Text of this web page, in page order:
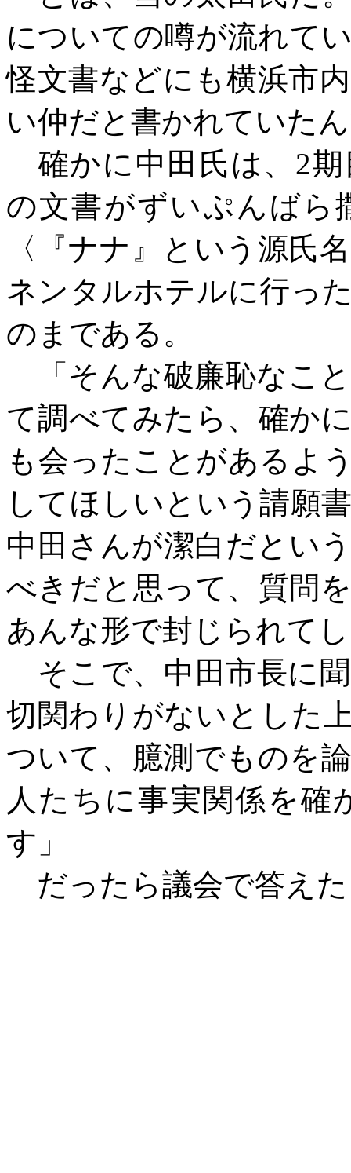
についての噂が流れて
怪文書などにも横浜市
い仲だと書かれていた
確かに中田氏は、 2
の文書がずいぷんばら
〈『ナナ』という源氏
ネンタルホテルに行っ
のまである。
「そんな破廉恥なこ
て調べてみたら、確か
も会ったことがあるよ
してほしいという請願
中田さんが潔白だとい
べきだと思って、質問
あんな形で封じられて
そこで、中田市長に
切関わりがないとした
ついて、臆測でものを
人たちに事実関係を
す」
だったら議会で答え